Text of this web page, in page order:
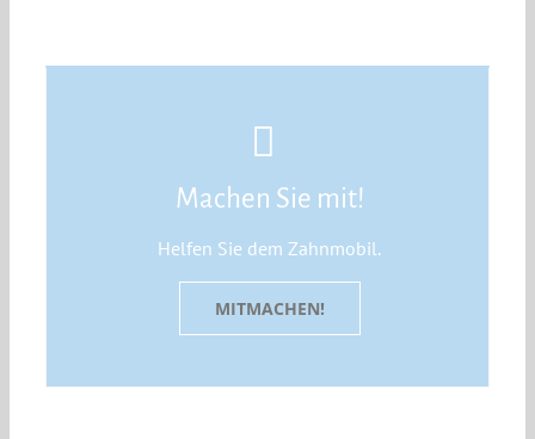
Machen Sie mit!
Helfen Sie dem Zahnmobil.
MITMACHEN!